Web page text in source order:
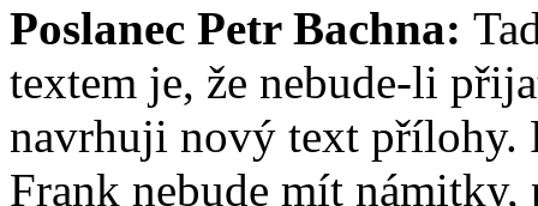
Poslanec Petr Bachna:
textem je, že nebude-li
navrhuji nový text přílohy.
Frank nebude mít námitky,